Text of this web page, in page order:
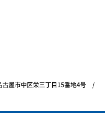
屋市中区栄三丁目15番地4号 /